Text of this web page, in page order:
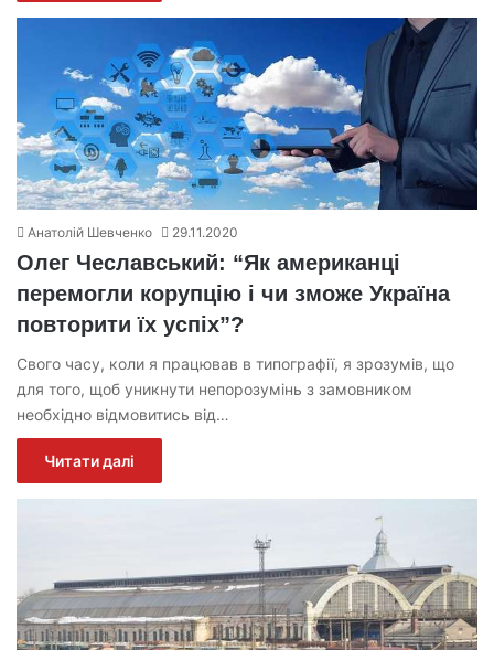
Анатолій Шевченко 29.11.2020
Олег Чеславський: “Як американці
перемогли корупцію і чи зможе Україна
повторити їх успіх”?
Свого часу, коли я працював в типографії, я зрозумів, що
для того, щоб уникнути непорозумінь з замовником
необхідно відмовитись від…
Читати далі